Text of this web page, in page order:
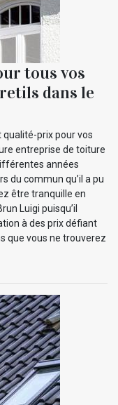
tous vos
dans le
prix pour vos
entreprise de toiture
années
du commun qu’il a pu
être tranquille en
Luigi puisqu’il
à des prix défiant
que vous ne trouverez